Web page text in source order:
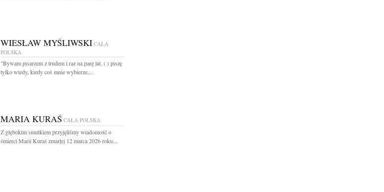
WIESŁAW MYŚLIWSKI CAŁA
POLSKA
"Bywam pisarzem z trudem i raz na parę lat. ( ) piszę
tylko wtedy, kiedy coś mnie wybierze,...
MARIA KURAŚ CAŁA POLSKA
Z głębokim smutkiem przyjęliśmy wiadomość o
śmierci Marii Kuraś zmarłej 12 marca 2026 roku...